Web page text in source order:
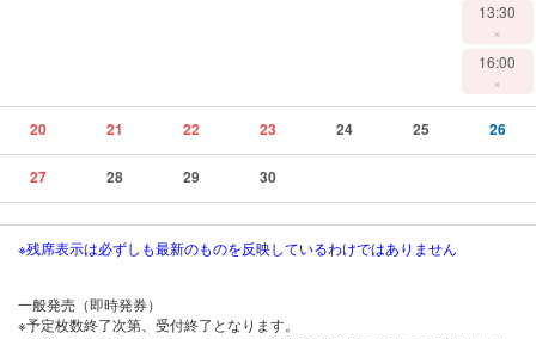
13:30
×
16:00
×
20 21 22 23 24 25 26
27 28 29 30
※残席表示は必ずしも最新のものを反映しているわけではありません
一般発売（即時発券）
※予定枚数終了次第、受付終了となります。